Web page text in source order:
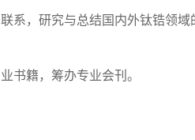
系，研究与总结国内外钛锆领
书籍，筹办专业会刊。